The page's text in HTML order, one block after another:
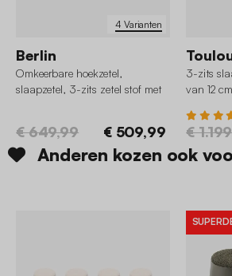
4 Varianten
Berlin
Omkeerbare hoekzetel,
slaapzetel, 3-zits zetel stof met
€ 649,99 € 509,99
3-zits
van 12
€
Anderen kozen ook